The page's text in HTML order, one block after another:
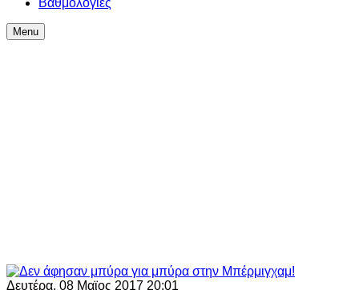
Βαθμολογίες
Menu
Δευτέρα, 08 Μαϊος 2017 20:01